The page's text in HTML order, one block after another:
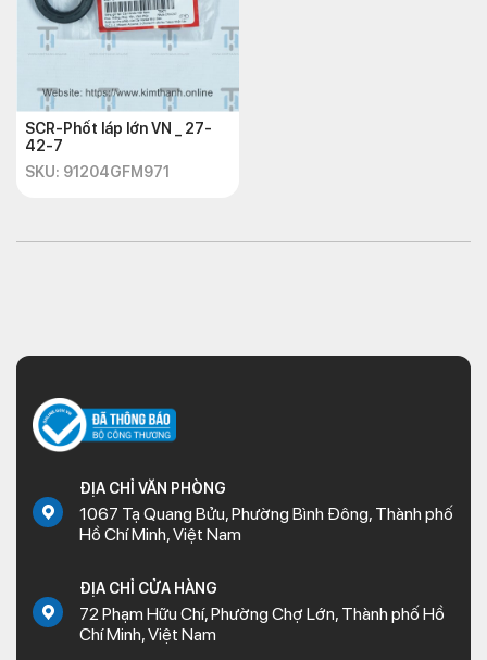
SCR-Phốt láp lớn VN _ 27-
42-7
SKU: 91204GFM971
ĐỊA CHỈ VĂN PHÒNG
1067 Tạ Quang Bửu, Phường Bình Đông, Thành phố
Hồ Chí Minh, Việt Nam
ĐỊA CHỈ CỬA HÀNG
72 Phạm Hữu Chí, Phường Chợ Lớn, Thành phố Hồ
Chí Minh, Việt Nam